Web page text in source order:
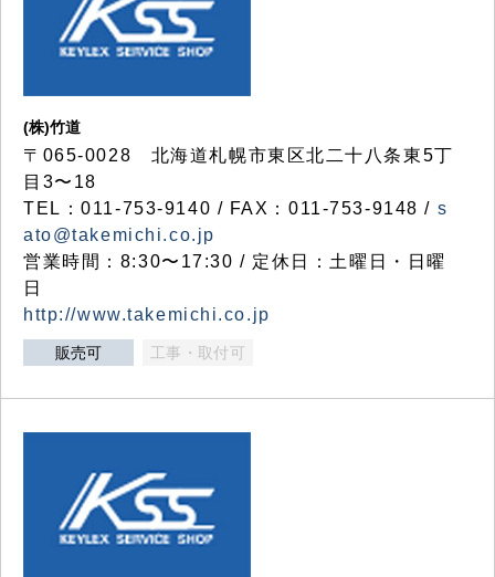
(株)竹道
〒065-0028 北海道札幌市東区北二十八条東5丁
目3〜18
TEL：011-753-9140 / FAX：011-753-9148 / s
ato@takemichi.co.jp
営業時間：8:30〜17:30 / 定休日：土曜日・日曜
日
http://www.takemichi.co.jp
販売可 工事・取付可